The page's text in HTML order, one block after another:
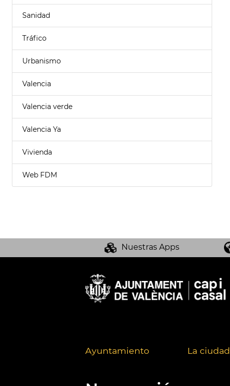
Sanidad
Tráfico
Urbanismo
Valencia
Valencia verde
Valencia Ya
Vivienda
Web FDM
Nuestras Apps
Ayuntamiento La ciudad